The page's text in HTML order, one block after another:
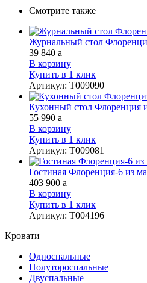
Смотрите также
Журнальный стол
39 840 a
В корзину
Купить в 1 клик
Артикул: Т009090
Кухонный стол Флоренция
55 990 a
В корзину
Купить в 1 клик
Артикул: Т009081
Гостиная Флоренция-6 из
403 900 a
В корзину
Купить в 1 клик
Артикул: Т004196
Кровати
Односпальные
Полутороспальные
Двуспальные